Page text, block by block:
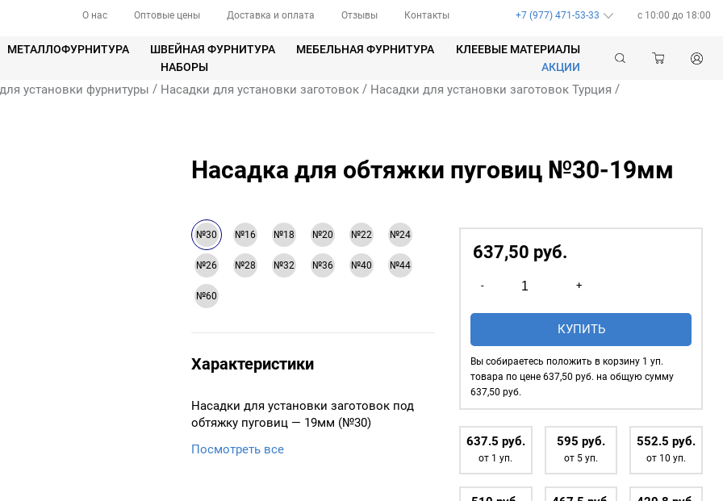
О нас Оптовые цены Доставка и оплата Отзывы Контакты +7 (977) 471-53-33 c 10:00 до 18:00
МЕТАЛЛОФУРНИТУРА ШВЕЙНАЯ ФУРНИТУРА МЕБЕЛЬНАЯ ФУРНИТУРА
КЛЕЕВЫЕ МАТЕРИАЛЫ
НАБОРЫ АКЦИИ
установки фурнитуры / Насадки для установки заготовок / Насадки для установки заготовок Турция /
Насадка для обтяжки пуговиц №30-19мм
№30 №16 №18 №20 №22 №24
№26 №28 №32 №36 №40 №44
№60
Характеристики
Насадки для установки заготовок под
обтяжку пуговиц — 19мм (№30)
Посмотреть все
637,50 руб.
-
товара
Насадка
пуговиц
№30-
19мм
+
КУПИТЬ
Вы собираетесь положить в корзину 1 уп.
товара по цене637,50 руб. на общую сумму
637,50 руб.
637.5 руб.
от 1 уп.
595руб.
от 5 уп.
552.5руб.
от 10 уп.